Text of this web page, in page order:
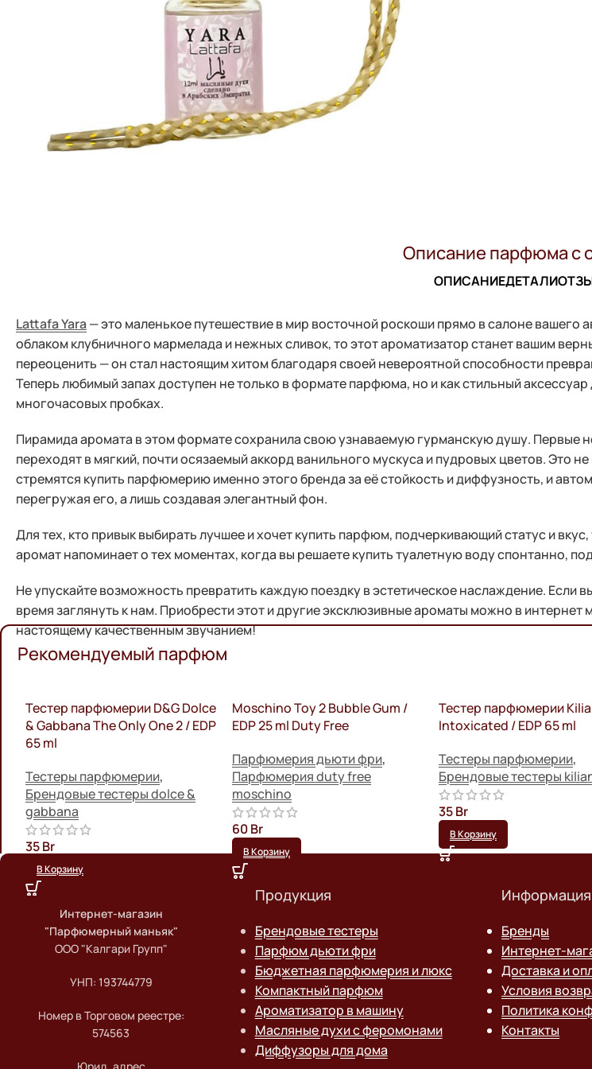
Описание парфюма с
ОПИСАНИЕДЕТАЛИ
Lattafa Yara— это маленькое путешествие в мир восточной роскоши прямо в салоне вашего
облаком клубничного мармелада и нежных сливок, то этот ароматизатор станет вашим
переоценить — он стал настоящим хитом благодаря своей невероятной способности
Теперь любимый запах доступен не только в формате парфюма, но и как стильный
многочасовых пробках.
Пирамида аромата в этом формате сохранила свою узнаваемую гурманскую душу. Первые
переходят в мягкий, почти осязаемый аккорд ванильного мускуса и пудровых цветов.
стремятся купить парфюмерию именно этого бренда за её стойкость и диффузность, и
перегружая его, а лишь создавая элегантный фон.
Для тех, кто привык выбирать лучшее и хочет купить парфюм, подчеркивающий статус и
аромат напоминает о тех моментах, когда вы решаете купить туалетную воду спонтанно,
Не упускайте возможность превратить каждую поездку в эстетическое наслаждение. Если
время заглянуть к нам. Приобрести этот и другие эксклюзивные ароматы можно в интернет
настоящему качественным звучанием!
Рекомендуемый парфюм
Тестер парфюмерии D&G Dolce
& Gabbana The Only One 2 / EDP
65 ml
Тестеры парфюмерии,
Брендовые тестеры dolce &
gabbana
35Br
В Корзину
Moschino Toy 2 Bubble Gum /
EDP 25 ml Duty Free
Парфюмерия дьюти фри,
Парфюмерия duty free
moschino
60Br
В Корзину
Тестер парфюмерии
Intoxicated / EDP 65 ml
Тестеры парфюмерии,
Брендовые тестеры
35Br
В Корзину
Интернет-магазин
"Парфюмерный маньяк"
ООО "Калгари Групп"
УНП: 193744779
Номер в Торговом реестре:
574563
Юрид. адрес
Продукция
Брендовые тестеры
Парфюм дьюти фри
Бюджетная парфюмерия и люкс
Компактный парфюм
Ароматизатор в машину
Масляные духи с феромонами
Диффузоры для дома
Информация
Бренды
Интернет-
Доставка и
Условия
Политика
Контакты